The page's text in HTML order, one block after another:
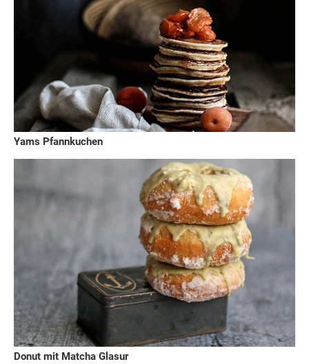
Yams Pfannkuchen
Donut mit Matcha Glasur